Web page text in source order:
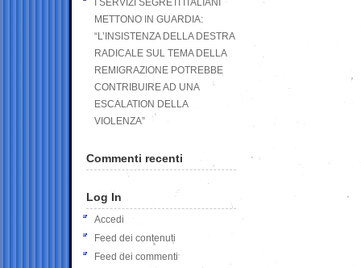
I SERVIZI SEGRETI ITALIANI
METTONO IN GUARDIA:
“L’INSISTENZA DELLA DESTRA
RADICALE SUL TEMA DELLA
REMIGRAZIONE POTREBBE
CONTRIBUIRE AD UNA
ESCALATION DELLA
VIOLENZA”
Commenti recenti
Log In
Accedi
Feed dei contenuti
Feed dei commenti